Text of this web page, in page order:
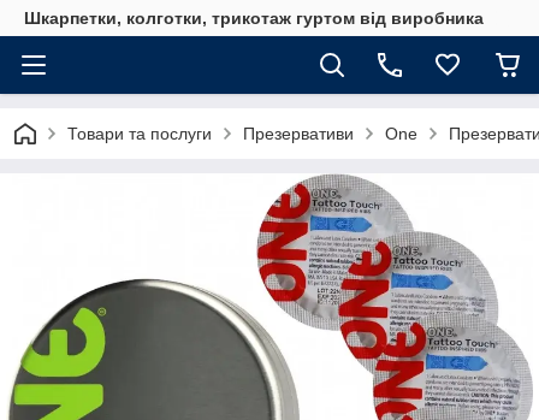
Шкарпетки, колготки, трикотаж гуртом від виробника
Товари та послуги Презервативи One